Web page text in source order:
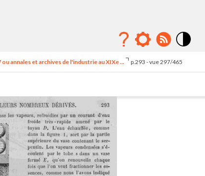
élévé
annales et archives de l'industrie au XIXe ... p.293 - vue 297/465